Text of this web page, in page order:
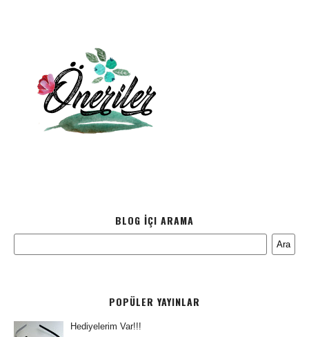
BLOG İÇI ARAMA
POPÜLER YAYINLAR
Hediyelerim Var!!!